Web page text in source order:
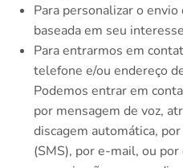
Para personalizar o
baseada em seu
Para entrarmos em
telefone e/ou endereço
Podemos entrar em
por mensagem de voz,
discagem automática,
(SMS), por e-mail, ou